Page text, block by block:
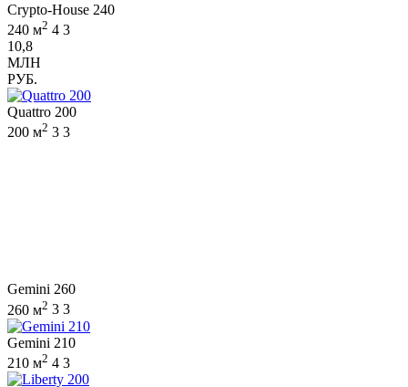
Crypto-House 240
240 м2 4 3
10,8
МЛН
РУБ.
Quattro 200
200 м2 3 3
Gemini 260
260 м2 3 3
Gemini 210
210 м2 4 3